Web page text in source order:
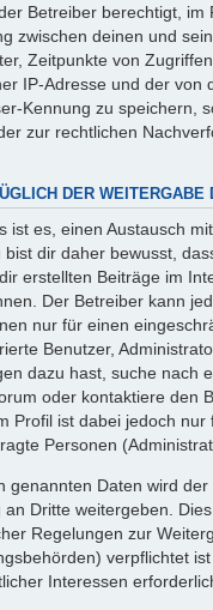
Betreiber berechtigt, im
zwischen deinen und
Zeitpunkte von
IP-Adresse und der von
Kennung zu speichern,
zur rechtlichen
DER WEITERGABE
ist es, einen Austausch
dir daher bewusst,
erstellten Beiträge im
Der Betreiber kann
nur für einen
Benutzer,
dazu hast, suche nach
oder kontaktiere den
Profil ist dabei jedoch nur
Personen
genannten Daten wird
Dritte weitergeben.
Regelungen zur
verpflichtet
Interessen